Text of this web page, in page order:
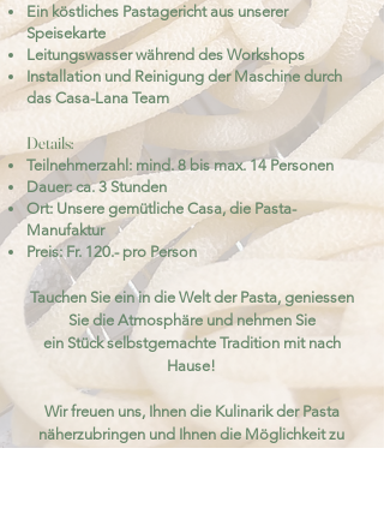
Ein köstliches Pastagericht aus unserer
Speisekarte
Leitungswasser während des Workshops
Installation und Reinigung der Maschine durch
das Casa-Lana Team
Details:
Teilnehmerzahl: mind. 8 bis max. 14 Personen
Dauer: ca. 3 Stunden
Ort: Unsere gemütliche Casa, die Pasta-
Manufaktur
Preis: Fr. 120.- pro Person
Tauchen Sie ein in die Welt der Pasta, geniessen
Sie die Atmosphäre und nehmen Sie
ein Stück selbstgemachte Tradition mit nach
Hause!
Wir freuen uns, Ihnen die Kulinarik der Pasta
näherzubringen und Ihnen die Möglichkeit zu